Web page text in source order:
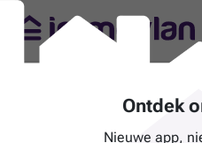
Ontdek
Nieuwe app,